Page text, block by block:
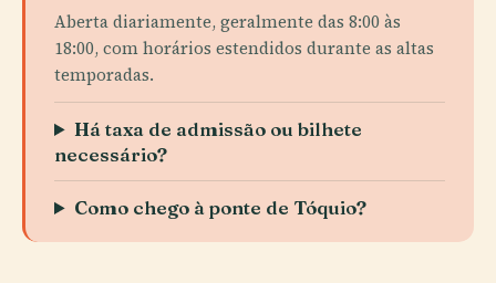
Aberta diariamente, geralmente das 8:00 às
18:00, com horários estendidos durante as altas
temporadas.
Há taxa de admissão ou bilhete
necessário?
Como chego à ponte de Tóquio?